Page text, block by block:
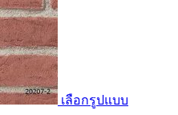
เลือกรูปแบบ